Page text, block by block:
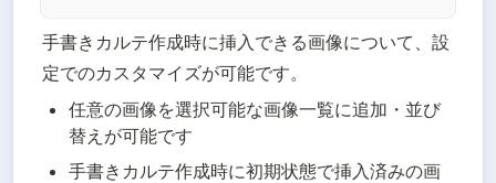
手書きカルテ作成時に挿入できる画像について、設
定でのカスタマイズが可能です。
任意の画像を選択可能な画像一覧に追加・並び
替えが可能です
手書きカルテ作成時に初期状態で挿入済みの画